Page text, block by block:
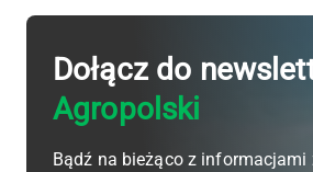
Dołącz do
Agropolski
Bądź na bieżąco z informacjami